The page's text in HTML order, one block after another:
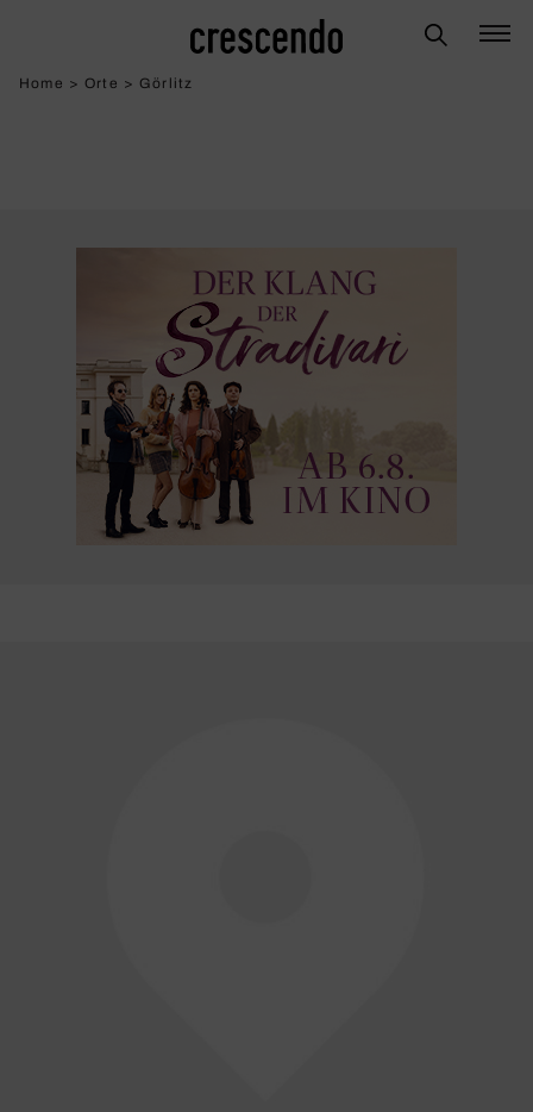
Home > Orte > Görlitz